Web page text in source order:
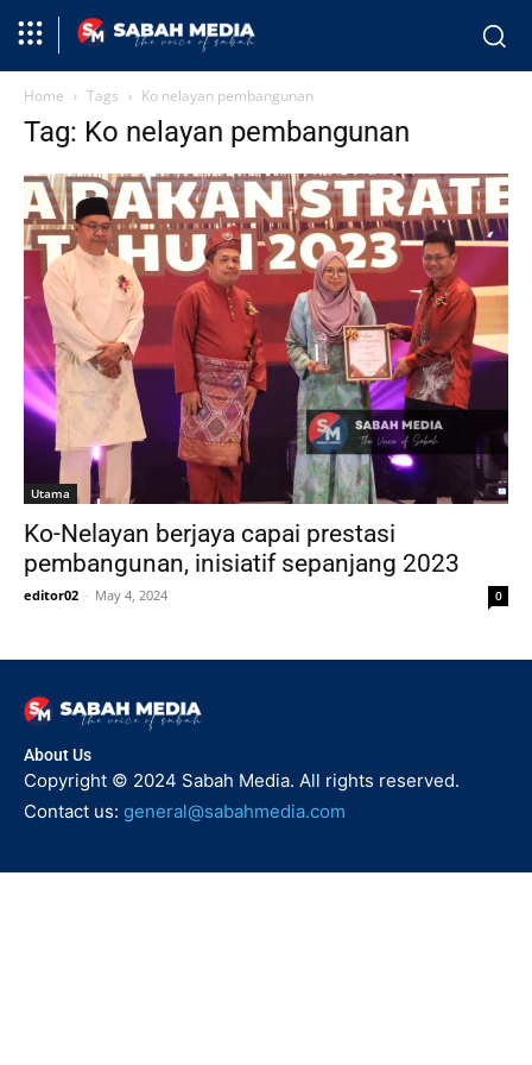
Home Tags Ko nelayan pembangunan
Tag: Ko nelayan pembangunan
Utama
Ko-Nelayan berjaya capai prestasi
pembangunan, inisiatif sepanjang 2023
editor02 - May 4, 2024 0
About Us
Copyright © 2024 Sabah Media. All rights reserved.
Contact us: general@sabahmedia.com